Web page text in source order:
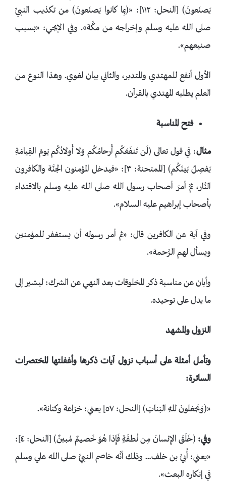
يَصنَعونَ﴾ [النحل: ١١٢]: «﴿بِما كانوا يَصنَعونَ﴾ من تكذيب النبيِّ
صلى الله عليه وسلم وإخراجه من مكَّة». وفي الإيجي: «بسبب
صنيعهم».
الأول أنفع للمهتدي والمتدبر، والثاني بيان لغوي. وهذا النوع من
العلم يطلبه المهتدي بالقرآن.
فتح المناسبة
مثال: في قول تعالى ﴿لَن تَنفَعَكُم أَرحامُكُم وَلا أَولادُكُم يَومَ القِيامَةِ
يَفصِلُ بَينَكُم﴾ [الممتحنة: ٣]: «فيدخل المؤمنون الجنَّة والكافرون
النَّار، ثمَّ أمرَ أصحاب رسول الله صلى الله عليه وسلم بالاقتداء
بأصحاب إبراهيم عليه السلام».
وفي آية عن الكافرين قال: «ثم أمر رسوله أن يستغفر للمؤمنين
ويسأل لهم الرَّحمة».
وأبان عن مناسبة ذكر المخلوقات بعد النهي عن الشرك: ليشير إلى
ما يدل على توحيده.
النزول والمشهد
وتأمل أمثلة على أسباب نزول آيات ذكرها وأغفلتها المختصرات
السائرة:
«﴿وَيَجعَلونَ للهِ البَناتِ﴾ [النحل: ٥٧] يعني: خزاعة وكنانة».
وفي:
﴿خَلَقَ الإِنسانَ مِن نُطفَةٍ فَإِذا هُوَ خَصيمٌ مُبينٌ﴾ [النحل: ٤]:
«يعني: أُبيَّ بن خلف… وذلك أنَّه خاصم النبيَّ صلى الله علي وسلم
في إنكاره البعث».